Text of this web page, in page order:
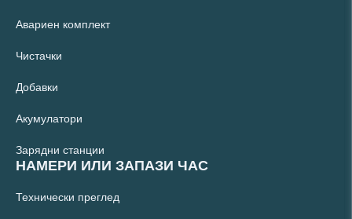
Авариен комплект
Чистачки
Добавки
Акумулатори
Зарядни станции
НАМЕРИ ИЛИ ЗАПАЗИ ЧАС
Технически преглед